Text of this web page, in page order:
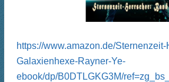
https://www.amazon.de/
Galaxienhexe-Rayner-Ye-
ebook/dp/B0DTLGKG3M/